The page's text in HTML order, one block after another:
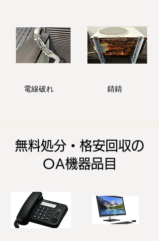
電線破れ 錆錆
無料処分・格安回収の
OA機器品目